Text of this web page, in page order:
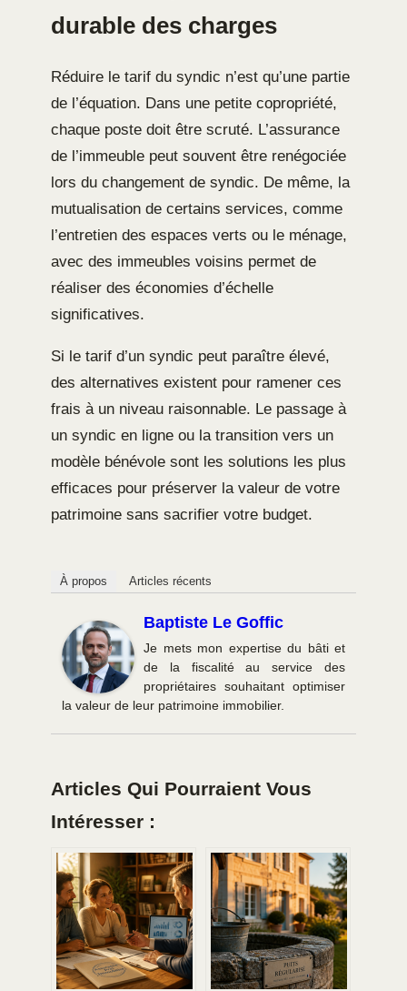
durable des charges
Réduire le tarif du syndic n’est qu’une partie
de l’équation. Dans une petite copropriété,
chaque poste doit être scruté. L’assurance
de l’immeuble peut souvent être renégociée
lors du changement de syndic. De même, la
mutualisation de certains services, comme
l’entretien des espaces verts ou le ménage,
avec des immeubles voisins permet de
réaliser des économies d’échelle
significatives.
Si le tarif d’un syndic peut paraître élevé,
des alternatives existent pour ramener ces
frais à un niveau raisonnable. Le passage à
un syndic en ligne ou la transition vers un
modèle bénévole sont les solutions les plus
efficaces pour préserver la valeur de votre
patrimoine sans sacrifier votre budget.
À propos Articles récents
Baptiste Le Goffic
Je mets mon expertise du bâti et
de la fiscalité au service des
propriétaires souhaitant optimiser
la valeur de leur patrimoine immobilier.
Articles Qui Pourraient Vous
Intéresser :